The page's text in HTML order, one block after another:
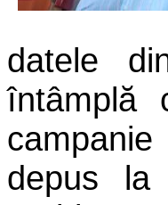
datele
întâmplă
depus la